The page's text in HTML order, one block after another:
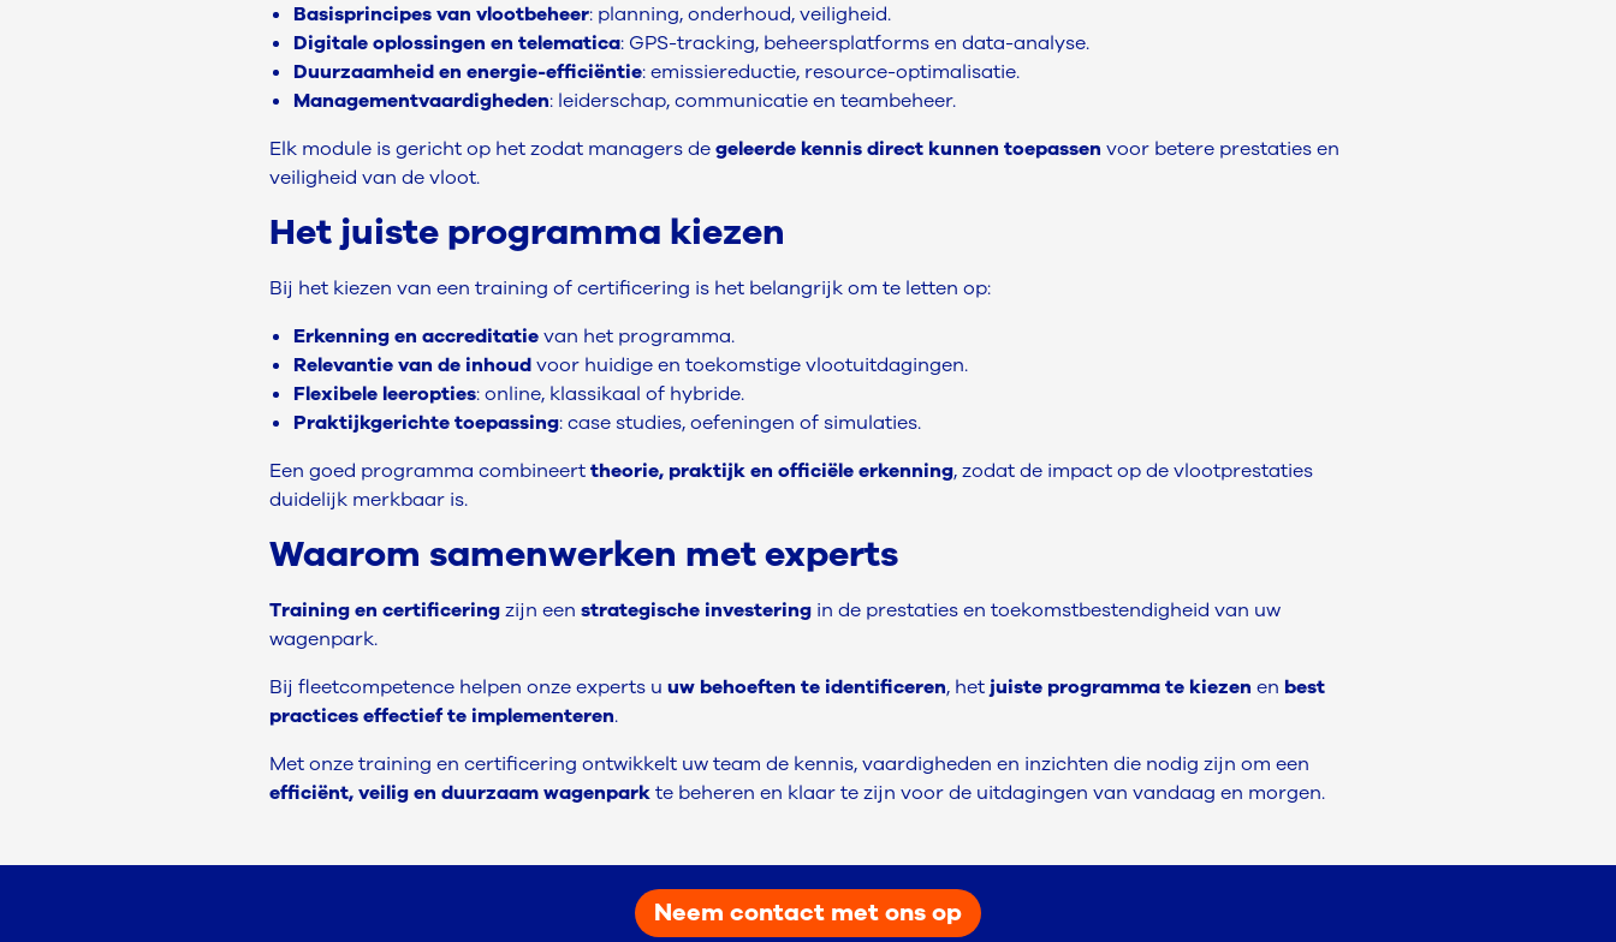
Basisprincipes van vlootbeheer: planning, onderhoud, veiligheid.
Digitale oplossingen en telematica: GPS-tracking, beheersplatforms en data-analyse.
Duurzaamheid en energie-efficiëntie: emissiereductie, resource-optimalisatie.
Managementvaardigheden: leiderschap, communicatie en teambeheer.
Elk module is gericht op het zodat managers degeleerde kennis direct kunnen toepassen voor betere prestaties en
veiligheid van de vloot.
Het juiste programma kiezen
Bij het kiezen van een training of certificering is het belangrijk om te letten op:
Erkenning en accreditatievan het programma.
Relevantie van de inhoudvoor huidige en toekomstige vlootuitdagingen.
Flexibele leeropties: online, klassikaal of hybride.
Praktijkgerichte toepassing: case studies, oefeningen of simulaties.
Een goed programma combineerttheorie, praktijk en officiële erkenning, zodat de impact op de vlootprestaties
duidelijk merkbaar is.
Waarom samenwerken met experts
Training en certificeringzijn een strategische investering in de prestaties en toekomstbestendigheid van uw
wagenpark.
Bij fleetcompetence helpen onze experts u uw behoeften te identificeren, hetjuiste programma te kiezen en best
practices effectief te implementeren.
Met onze training en certificering ontwikkelt uw team de kennis, vaardigheden en inzichten die nodig zijn om een
efficiënt, veilig en duurzaam wagenparkte beheren en klaar te zijn voor de uitdagingen van vandaag en morgen.
Neem contact met ons op